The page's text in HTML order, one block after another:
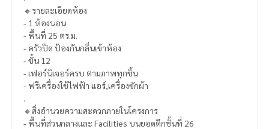
🔸รายละเอียดห้อง
- 1 ห้องนอน
- พื้นที่ 25 ตร.ม.
- ครัวปิด ป้องกันกลิ่นเข้าห้อง
- ชั้น 12
- เฟอร์นิเจอร์ครบ ตามภาพทุกชิ้น
- ฟรีเครื่องใช้ไฟฟ้า แอร์,เครื่องซักผ้า
.
🔸สิ่งอำนวยความสะดวกภายในโครงการ
- พื้นที่ส่วนกลางและ Facilities บนยอดตึกชั้นที่ 26